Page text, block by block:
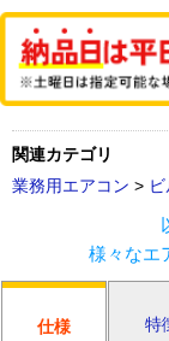
関連カテゴリ
業務用エアコン >
様々なエ
仕様 特